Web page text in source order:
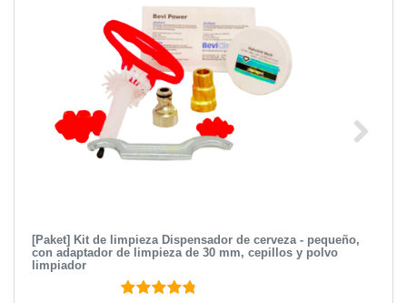
[Paket] Kit de limpieza Dispensador de cerveza - pequeño,
con adaptador de limpieza de 30 mm, cepillos y polvo
limpiador